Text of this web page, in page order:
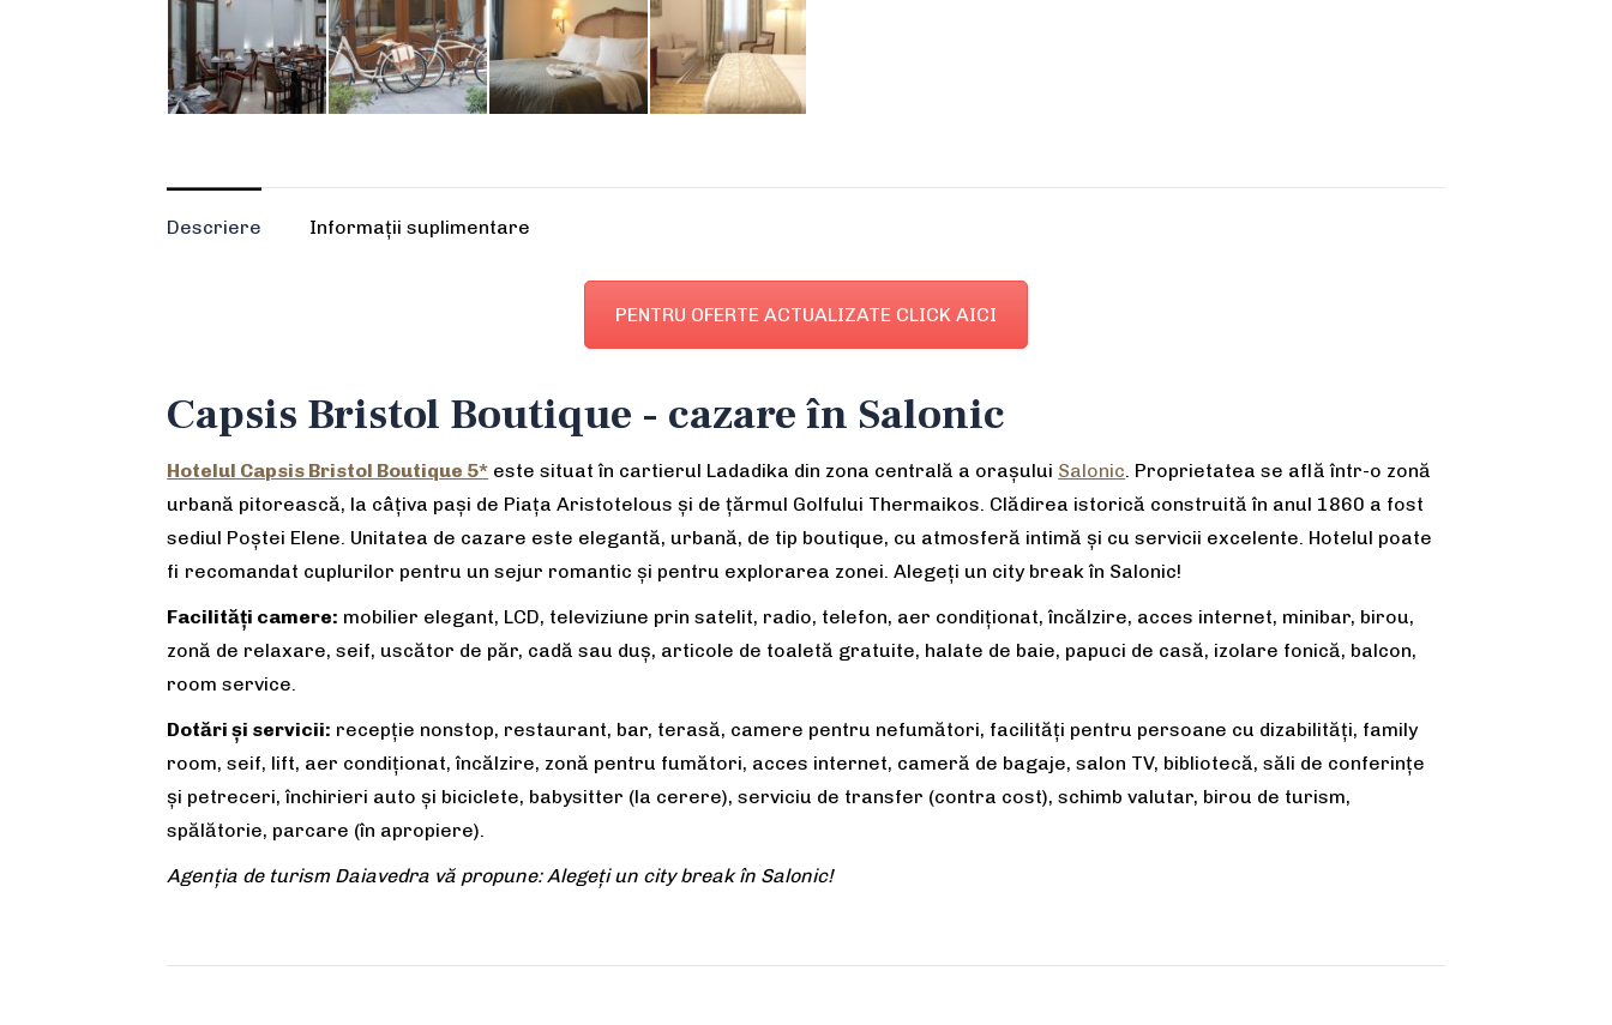
Descriere Informații suplimentare
PENTRU OFERTE ACTUALIZATE CLICK AICI
Capsis Bristol Boutique - cazare în Salonic
Hotelul Capsis Bristol Boutique 5* este situat în cartierul Ladadika din zona centrală a orașului Salonic. Proprietatea se află într-o zonă
urbană pitorească, la câțiva pași de Piața Aristotelous și de țărmul Golfului Thermaikos. Clădirea istorică construită în anul 1860 a fost
sediul Poștei Elene. Unitatea de cazare este elegantă, urbană, de tip boutique, cu atmosferă intimă și cu servicii excelente. Hotelul poate
fi recomandat cuplurilor pentru un sejur romantic și pentru explorarea zonei. Alegeți un city break în Salonic!
Facilități camere: mobilier elegant, LCD, televiziune prin satelit, radio, telefon, aer condiţionat, încălzire, acces internet, minibar, birou,
zonă de relaxare, seif, uscător de păr, cadă sau duș, articole de toaletă gratuite, halate de baie, papuci de casă, izolare fonică, balcon,
room service.
Dotări și servicii: recepție nonstop, restaurant, bar, terasă, camere pentru nefumători, facilităţi pentru persoane cu dizabilități, family
room, seif, lift, aer condiţionat, încălzire, zonă pentru fumători, acces internet, cameră de bagaje, salon TV, bibliotecă, săli de conferinţe
şi petreceri, închirieri auto și biciclete, babysitter (la cerere), serviciu de transfer (contra cost), schimb valutar, birou de turism,
spălătorie, parcare (în apropiere).
Agenția de turism Daiavedra vă propune: Alegeți un city break în Salonic!